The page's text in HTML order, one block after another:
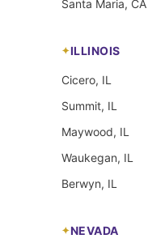
Santa Maria, CA
ILLINOIS
Cicero, IL
Summit, IL
Maywood, IL
Waukegan, IL
Berwyn, IL
NEVADA